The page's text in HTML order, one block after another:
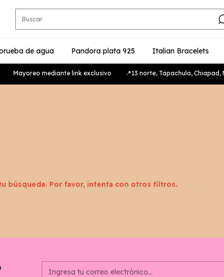
de agua Pandora plata 925 Italian Bracelets
Mayoreo mediante link exclusivo 📍13 norte, Tapachula, Chiapad, Mx
búsqueda. Por favor, intenta con otros filtros.